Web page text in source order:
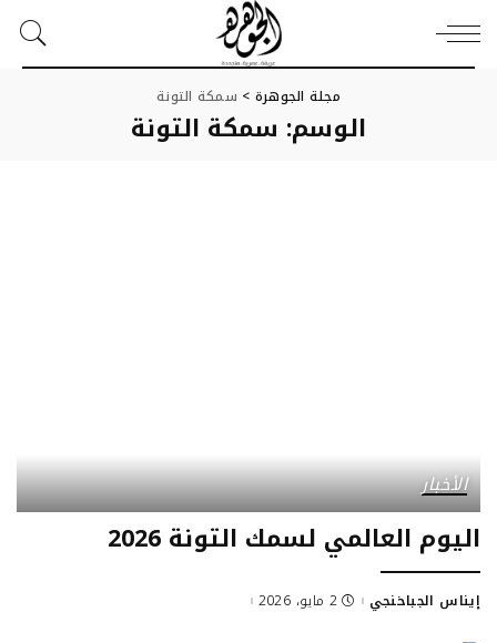
مجلة الجوهرة > سمكة التونة
الوسم: سمكة التونة
الأخبار
اليوم العالمي لسمك التونة 2026
إيناس الجباخنجي 2 مايو، 2026